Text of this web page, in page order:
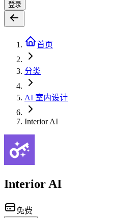
登录
首页
分类
AI 室内设计
Interior AI
Interior AI
免费